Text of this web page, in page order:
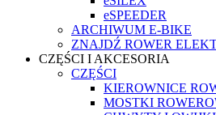
eSPEEDER
ARCHIWUM E-BIKE
ZNAJDŹ ROWER
CZĘŚCI I AKCESORIA
CZĘŚCI
KIEROWNICE
MOSTKI